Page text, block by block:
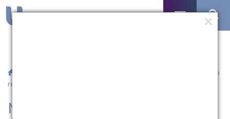
/ Mestrado em Engenharia Eletrônica e Computação
realiza aula inaugural
Mestrado em Engenharia